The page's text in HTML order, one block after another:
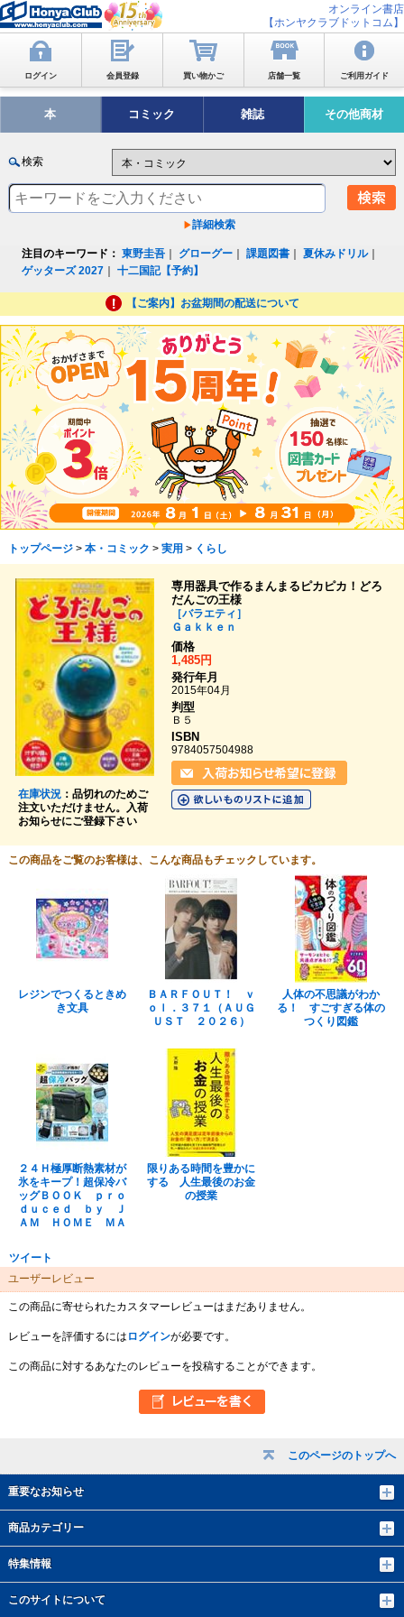
オンライン書店
【ホンヤクラブドットコム】
ログイン 会員登録 買い物かご 店舗一覧 ご利用ガイド
本 コミック 雑誌 その他商材
検索
詳細検索
注目のキーワード： 東野圭吾 グローグー ｜課題図書 ｜夏休みドリル｜
ゲッターズ 2027 ｜十二国記【予約】
【ご案内】お盆期間の配送について
このページのトップへ
重要なお知らせ
商品カテゴリー
特集情報
このサイトについて
トップページ> 本・コミック > 実用 > くらし
在庫状況：品切れのためご
注文いただけません。入荷
お知らせにご登録下さい
専用器具で作るまんまるピカピカ！どろ
だんごの王様
［バラエティ］
Ｇａｋｋｅｎ
価格
1,485円
発行年月
2015年04月
判型
Ｂ５
ISBN
9784057504988
この商品をご覧のお客様は、こんな商品もチェックしています。
レジンでつくるときめ
き文具
ＢＡＲＦＯＵＴ！ ｖ
ｏｌ．３７１（ＡＵＧ
ＵＳＴ ２０２６）
人体の不思議がわか
る！ すごすぎる体の
つくり図鑑
２４Ｈ極厚断熱素材が
氷をキープ！超保冷バ
ッグＢＯＯＫ ｐｒｏ
ｄｕｃｅｄ ｂｙ Ｊ
ＡＭ ＨＯＭＥ ＭＡ
限りある時間を豊かに
する 人生最後のお金
の授業
ツイート
ユーザーレビュー
この商品に寄せられたカスタマーレビューはまだありません。
レビューを評価するには ログインが必要です。
この商品に対するあなたのレビューを投稿することができます。